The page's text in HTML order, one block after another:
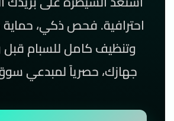
احترافية. فحص ذكي، حماية
وتنظيف كامل للسبام
جهازك، حصرياً لمبدعي